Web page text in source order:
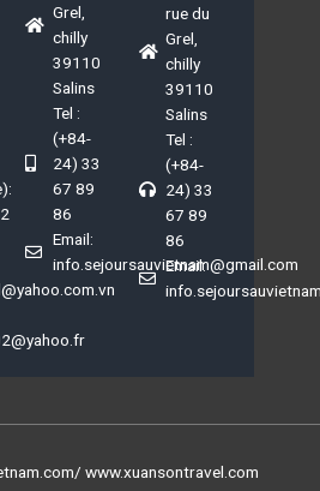
Grel,
chilly
39110
Salins
Tel :
(+84-
24) 33
67 89
86
Email:
info.sejoursauvietnam@gmail.com
rue du
Grel,
chilly
39110
Salins
Tel :
(+84-
24) 33
67 89
86
Email:
www.xuansontravel.com